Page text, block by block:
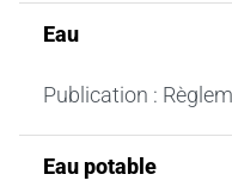
Eau
Publication :
Eau potable